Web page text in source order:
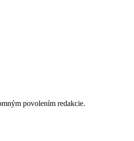
povolením redakcie.